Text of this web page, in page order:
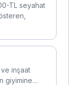
TL seyahat
ve inşaat
giyimine…